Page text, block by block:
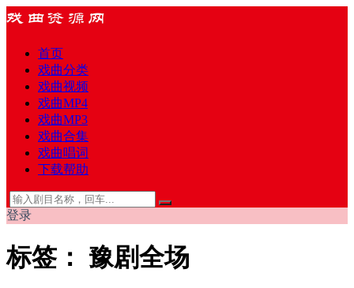
首页
戏曲分类
戏曲视频
戏曲MP4
戏曲MP3
戏曲合集
戏曲唱词
下载帮助
登录
标签： 豫剧全场